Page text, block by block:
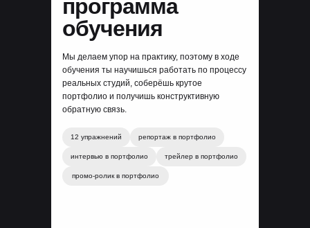
12 упражнений репортаж в портфолио
интервью в портфолио трейлер в портфолио
промо-ролик в портфолио
программа
обучения
Мы делаем упор на практику, поэтому в ходе
обучения ты научишься работать по процессу
реальных студий, соберёшь крутое
портфолио и получишь конструктивную
обратную связь.